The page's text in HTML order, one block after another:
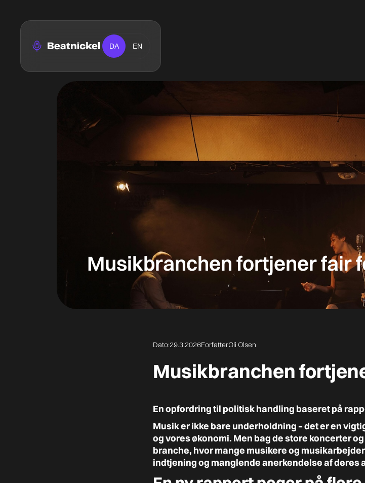
DA EN
Musikbranchen fortjener fair
Dato:29.3.2026ForfatterOli Olsen
Musikbranchen
En opfordring til politisk handling baseret på
Musik er ikke bare underholdning – det er en
og vores økonomi. Men bag de store koncerter
branche, hvor mange musikere og
indtjening og manglende anerkendelse af deres